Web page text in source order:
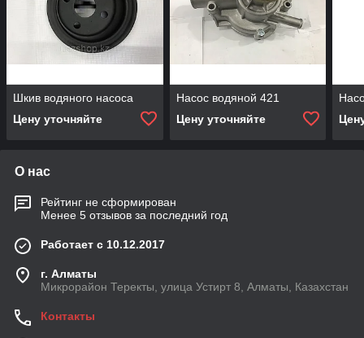
Шкив водяного насоса
Цену уточняйте
Насос водяной 421
Цену уточняйте
О нас
Рейтинг не сформирован
Менее 5 отзывов за последний год
Работает с 10.12.2017
г. Алматы
Микрорайон Теректы, улица Устирт 8, Алматы, Казахстан
Контакты